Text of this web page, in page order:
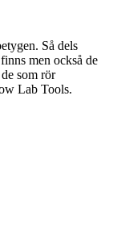
Så dels
men också de
som rör
Lab Tools.